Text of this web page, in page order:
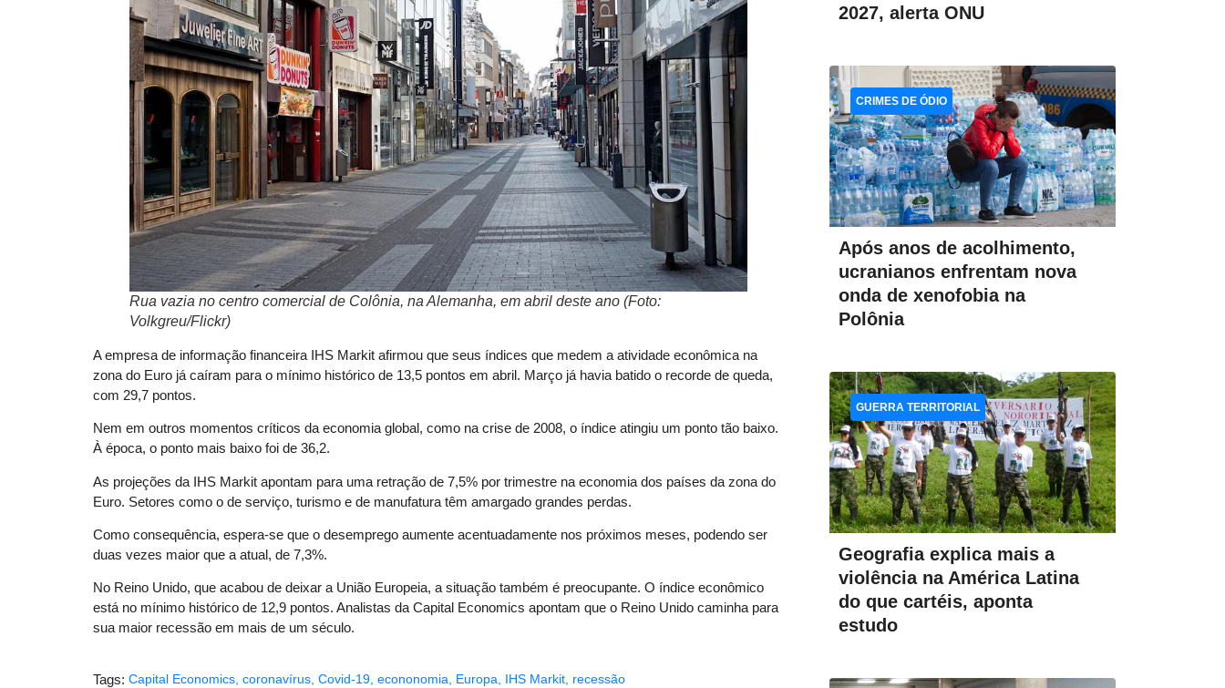
Rua vazia no centro comercial de Colônia, na Alemanha, em abril deste ano (Foto:
Volkgreu/Flickr)
A empresa de informação financeira IHS Markit afirmou que seus índices que medem a atividade econômica na
zona do Euro já caíram para o mínimo histórico de 13,5 pontos em abril. Março já havia batido o recorde de queda,
com 29,7 pontos.
Nem em outros momentos críticos da economia global, como na crise de 2008, o índice atingiu um ponto tão baixo.
À época, o ponto mais baixo foi de 36,2.
As projeções da IHS Markit apontam para uma retração de 7,5% por trimestre na economia dos países da zona do
Euro. Setores como o de serviço, turismo e de manufatura têm amargado grandes perdas.
Como consequência, espera-se que o desemprego aumente acentuadamente nos próximos meses, podendo ser
duas vezes maior que a atual, de 7,3%.
No Reino Unido, que acabou de deixar a União Europeia, a situação também é preocupante. O índice econômico
está no mínimo histórico de 12,9 pontos. Analistas da Capital Economics apontam que o Reino Unido caminha para
sua maior recessão em mais de um século.
Tags: Capital Economics coronavírus Covid-19 econonomia Europa IHS Markit recessão
2027, alerta ONU
Após anos de acolhimento,
ucranianos enfrentam nova
onda de xenofobia na
Polônia
CRIMES DE ÓDIO
Geografia explica mais a
violência na América Latina
do que cartéis, aponta
estudo
GUERRA TERRITORIAL